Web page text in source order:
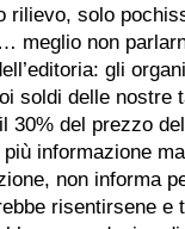
rilievo, solo
meglio non
gli
soldi delle
30% del prezzo
informazione
non informa
risentirsene e